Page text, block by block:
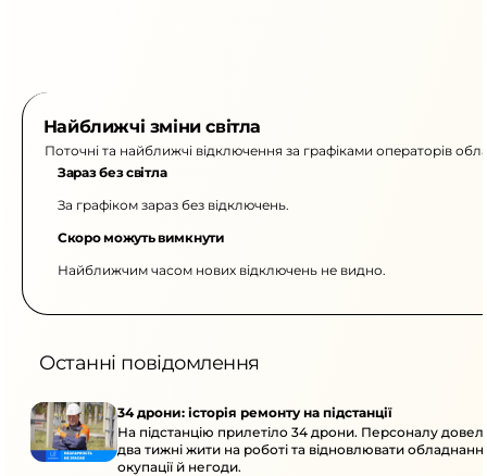
Найближчі зміни світла
Поточні та найближчі відключення за графіками операторів
Зараз без світла
За графіком зараз без відключень.
Скоро можуть вимкнути
Найближчим часом нових відключень не видно.
Останні повідомлення
34 дрони: історія ремонту на підстанції
На підстанцію прилетіло 34 дрони. Персоналу
два тижні жити на роботі та відновлювати
окупації й негоди.